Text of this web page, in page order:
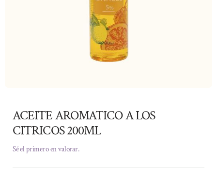
ACEITE AROMATICO A LOS
CITRICOS 200ML
Sé el primero en valorar.